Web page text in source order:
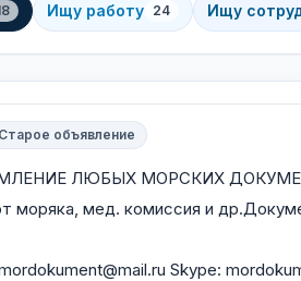
Ищу работу 24 Ищу
Старое объявление
ЛЮБЫХ МОРСКИХ
моряка, мед. комиссия и
Skype: